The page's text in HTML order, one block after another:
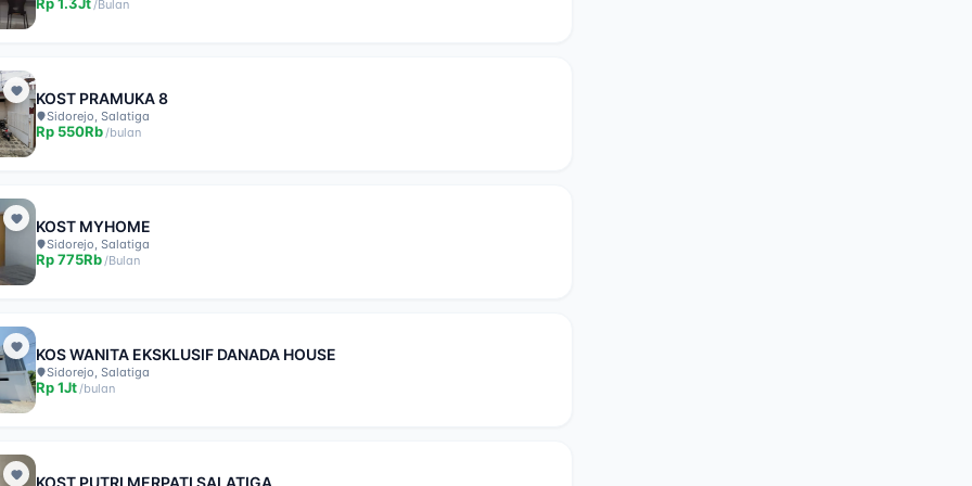
/Bulan
KOST PRAMUKA 8
Sidorejo, Salatiga
Rp 550Rb/bulan
KOST MYHOME
Sidorejo, Salatiga
Rp775Rb/Bulan
KOS WANITA EKSKLUSIF DANADA HOUSE
Sidorejo, Salatiga
Rp1Jt/bulan
KOST PUTRI MERPATI SALATIGA